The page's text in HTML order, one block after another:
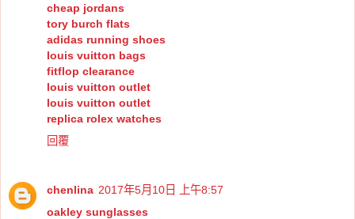
cheap jordans
tory burch flats
adidas running shoes
louis vuitton bags
fitflop clearance
louis vuitton outlet
louis vuitton outlet
replica rolex watches
回覆
chenlina 2017年5月10日 上午8:57
oakley sunglasses